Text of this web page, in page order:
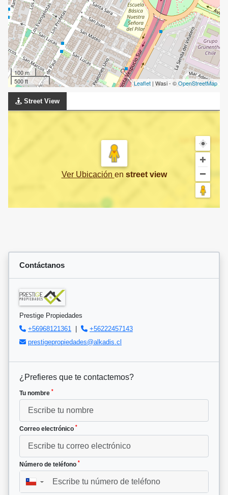
100 m
500 ft
Leaflet | Wasi - ©OpenStreetMap
Street View
Ver Ubicación en street view
Contáctanos
Prestige Propiedades
+56968121361
|
+56222457143
prestigepropiedades@alkadis.cl
¿Prefieres que te contactemos?
Tu nombre *
Correo electrónico *
Número de teléfono *
▼